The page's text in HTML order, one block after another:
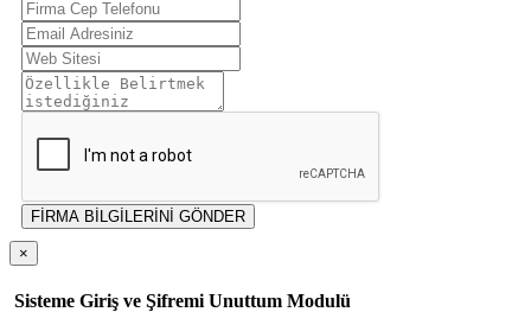
FİRMA BİLGİLERİNİ GÖNDER
×
Sisteme Giriş ve Şifremi Unuttum Modulü